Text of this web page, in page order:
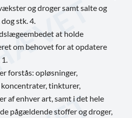
og droger samt salte og
stk. 4.
at holde
om behovet for at opdatere
forstås: opløsninger,
tinkturer,
af enhver art, samt i det hele
pågældende stoffer og droger,